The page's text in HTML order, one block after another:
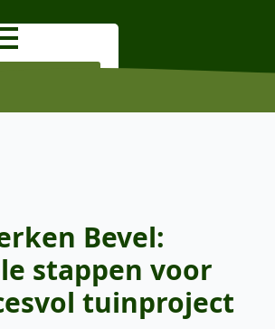
Bevel:
stappen voor
tuinproject